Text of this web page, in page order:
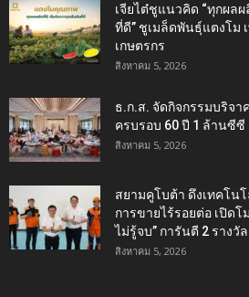
เจียไต๋ชูแนวคิด “ทุกผล
ที่ดี” ชูเมล็ดพันธุ์แตงโม
เกษตรกร
สิงหาคม 5, 2026
ธ.ก.ส. จัดกิจกรรมบริจา
ครบรอบ 60 ปี 1 ล้านซีซี
สิงหาคม 5, 2026
สยามคูโบต้า ดึงเทคโน
การขายไร้รอยต่อ เปิดโ
ไม่รู้จบ” การันตี 2 รางวั
สิงหาคม 5, 2026